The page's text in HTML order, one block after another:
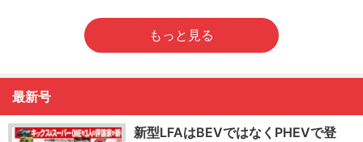
もっと見る
最新号
新型LFAはBEVではなくPHEVで登